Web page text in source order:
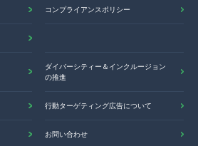
コンプライアンスポリシー
ダイバーシティー＆インクルージョン
の推進
行動ターゲティング広告について
お問い合わせ